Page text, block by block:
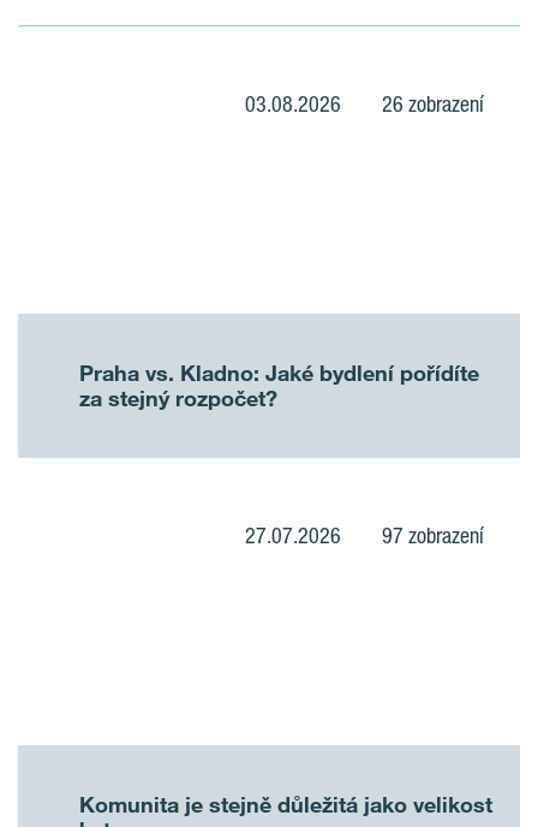
03.08.2026 26 zobrazení
Praha vs. Kladno: Jaké bydlení pořídíte
za stejný rozpočet?
27.07.2026 97 zobrazení
Komunita je stejně důležitá jako velikost